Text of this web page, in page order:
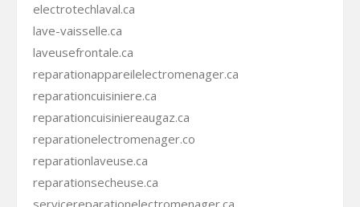
electrotechlaval.ca
lave-vaisselle.ca
laveusefrontale.ca
reparationappareilelectromenager.ca
reparationcuisiniere.ca
reparationcuisiniereaugaz.ca
reparationelectromenager.co
reparationlaveuse.ca
reparationsecheuse.ca
servicereparationelectromenager.ca